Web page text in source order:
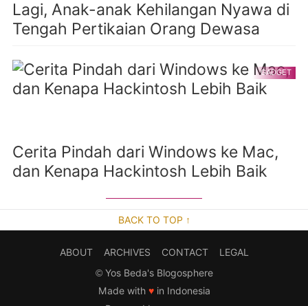
Lagi, Anak-anak Kehilangan Nyawa di
Tengah Pertikaian Orang Dewasa
GADGET
Cerita Pindah dari Windows ke Mac,
dan Kenapa Hackintosh Lebih Baik
BACK TO TOP ↑
ABOUT ARCHIVES CONTACT
LEGAL
© Yos Beda's Blogosphere
Made with ♥in Indonesia